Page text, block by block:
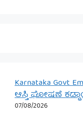
Karnataka Govt
ಆಸ್ತಿ ಘೋಷಣೆ
07/08/2026